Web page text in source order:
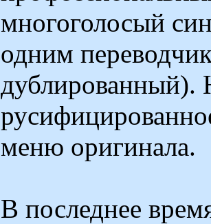
многоголосый
одним
дублированный).
меню оригинала.
В последнее